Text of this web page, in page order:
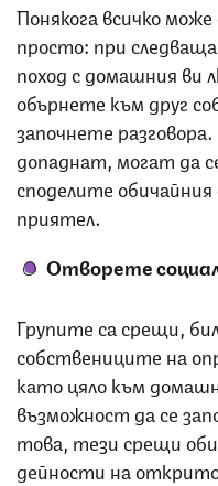
Понякога всичко
просто: при
поход с домашния ви
обърнете към друг
започнете
допаднат, могат да
споделите
приятел.
Отворете
Групите са срещи,
собствениците на
като цяло към
възможност да се
това, тези срещи
дейности на